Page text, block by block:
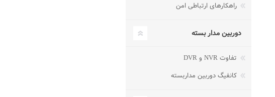
راهکارهای ارتباطی امن
دوربین مدار بسته
تفاوت NVR و DVR
کانفیگ دوربین مداربسته